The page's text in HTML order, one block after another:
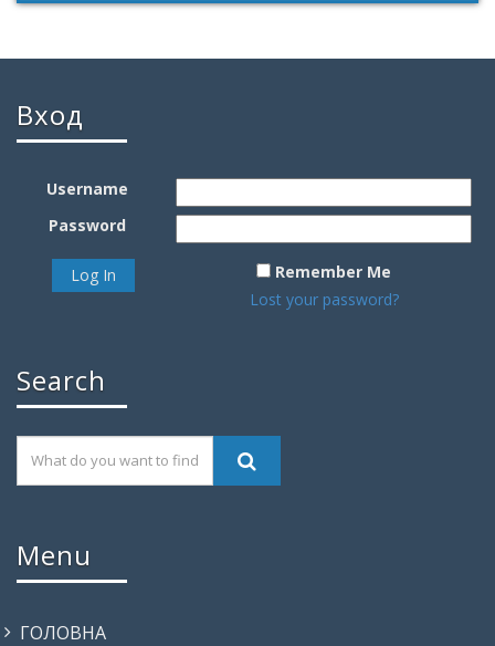
Вход
Username
Password
Remember Me
Lost your password?
Search
Menu
ГОЛОВНА